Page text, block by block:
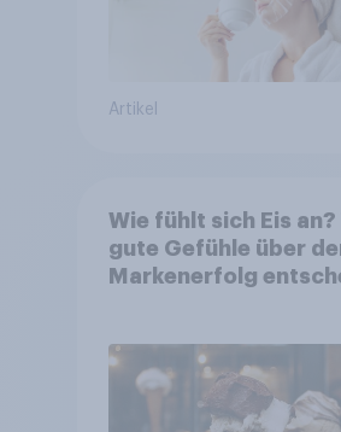
Artikel
Wie fühlt sich Eis an?
gute Gefühle über
Markenerfolg